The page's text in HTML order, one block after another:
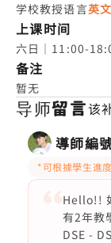
学校教授语言英
上课时间
六日｜11:00-
备注
暂无
导师留言该
導師編
*可根據學生進
Hello!!
有2年教
DSE -